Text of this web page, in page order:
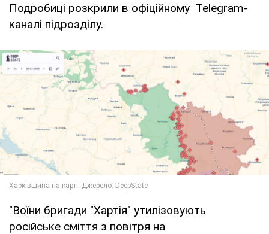
Подробиці розкрили в офіційному Telegram-
каналі підрозділу.
"Воїни бригади "Хартія" утилізовують
російське сміття з повітря на